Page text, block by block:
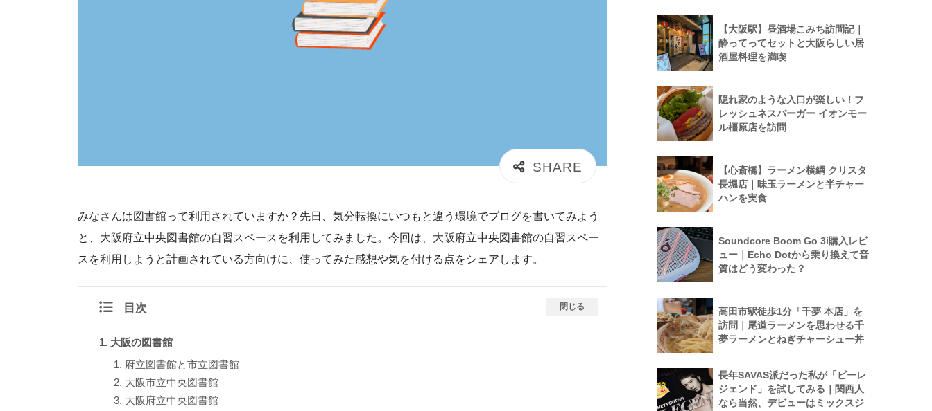
みなさんは図書館って利用されていますか？先日、気分転換にいつもと違う環境でブログを書いてみよう
と、大阪府立中央図書館の自習スペースを利用してみました。今回は、大阪府立中央図書館の自習スペー
スを利用しようと計画されている方向けに、使ってみた感想や気を付ける点をシェアします。
目次 閉じる
大阪の図書館
府立図書館と市立図書館
大阪市立中央図書館
大阪府立中央図書館
【大阪駅】昼酒場こみち訪問記｜
酔ってってセットと大阪らしい居
酒屋料理を満喫
隠れ家のような入口が楽しい！フ
レッシュネスバーガー イオンモー
ル橿原店を訪問
【心斎橋】ラーメン横綱 クリスタ
長堀店｜味玉ラーメンと半チャー
ハンを実食
Soundcore Boom Go 3i購入レビ
ュー｜Echo Dotから乗り換えて音
質はどう変わった？
高田市駅徒歩1分「千夢 本店」を
訪問｜尾道ラーメンを思わせる千
夢ラーメンとねぎチャーシュー丼
長年SAVAS派だった私が「ビーレ
ジェンド」を試してみる｜関西人
なら当然、デビューはミックスジ